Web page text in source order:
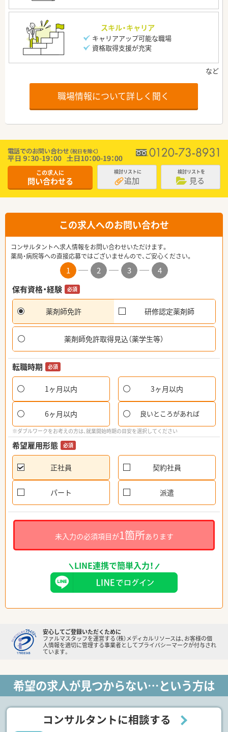
スキル・キャリア
キャリアアップ可能な職場
資格取得支援が充実
職場情報について詳しく聞く
この求人に
問い合わせる
検討リストに
追加
検討リストを
見る
この求人へのお問い合わせ
コンサルタントへ求人情報をお問い合わせいただけます。
薬局・病院等への直接応募ではございませんので、ご安心ください。
1 2 3
4
保有資格・経験
必須
薬剤師免許 研修認定薬剤師
薬剤師免許取得見込（薬学生等）
転職時期 必須
1ヶ月以内 3ヶ月以内
6ヶ月以内 良いところがあれば
※ダブルワークをお考えの方は、就業開始時期の目安を選択してください
希望雇用形態 必須
正社員 契約社員
パート 派遣
未入力の必須項目が1箇所あります
LINE連携で簡単入力！
安心してご登録いただくために
ファルマスタッフを運営する（株）メディカルリソースは、お客様の個
人情報を適切に管理する事業者としてプライバシーマークが付与され
ています。
希望の求人が見つからない…という方は
コンサルタントに相談する